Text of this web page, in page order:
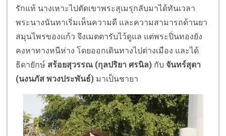
รักแท้ นางเหาะไปตัดเขาพระสุเมรุกลับมาได้ทันเวลา
พระนางนันทาเริ่มเห็นความดี และความสามารถด้านยา
สมุนไพรของแก้ว จึงเมตตารับไว้ดูแล แต่พระปิ่นทองยัง
คงหาทางหนีห่าง โดยออกเดินทางไปต่างเมือง และได้
ธิดายักษ์ สร้อยสุวรรณ (กุลปริยา ศรนิล) กับ จันทร์สุดา
(นงนภัส พวงประพันธ์) มาเป็นชายา